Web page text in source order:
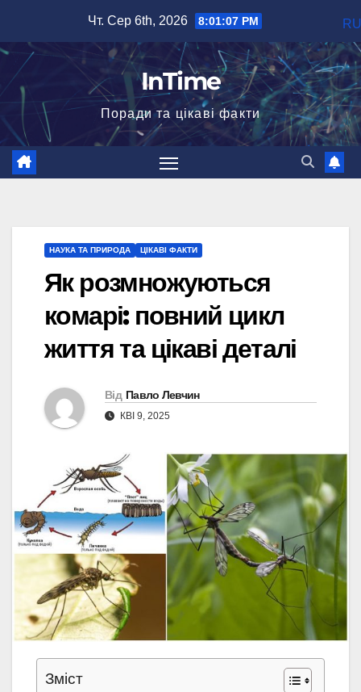
вмісту
Чт. Сер 6th, 2026 8:01:09 PM
InTime
Поради та цікаві факти
НАУКА ТА ПРИРОДА ЦІКАВІ ФАКТИ
Як розмножуються
комарі: повний цикл
життя та цікаві деталі
Від Павло Левчин
КВІ 9, 2025
Зміст
RU